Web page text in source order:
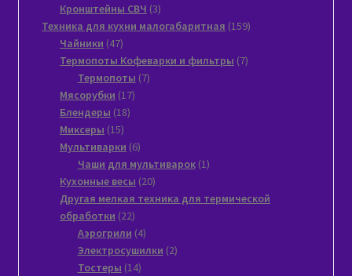
товаров
Кронштейны СВЧ 33
товара
Техника для кухни малогабаритная 159159
Чайники 4747
товаров
Термопоты Кофеварки и фильтры 77
Термопоты 77
Мясорубки 1717
Блендеры 1818
Миксеры 1515
товаров
Мультиварки 66
товаров
Чаши для мультиварок 11
Кухонные весы 2020
товаров
Другая мелкая техника для термической
обработки 2222
товара
Аэрогрили 44
товара
Электросушилки 22
Тостеры 1414